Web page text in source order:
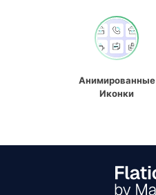
Анимированные
Иконки